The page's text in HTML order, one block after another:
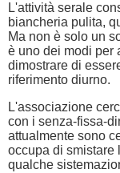
L'attività serale
biancheria pulita,
Ma non è solo un
è uno dei modi per
dimostrare di
riferimento diurno.
L'associazione
con i senza-fissa-
attualmente sono
occupa di smistare
qualche